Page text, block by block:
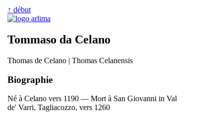
↑ début
Tommaso da Celano
Thomas de Celano | Thomas Celanensis
Biographie
Né à Celano vers 1190 — Mort à San Giovanni in Val
de' Varri, Tagliacozzo, vers 1260